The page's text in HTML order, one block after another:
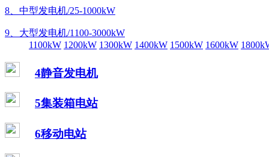
8、中型发电机/25-1000kW
9、大型发电机/1100-3000kW
1100kW 1200kW 1300kW 1400kW 1500kW 1600kW
4静音发电机
5集装箱电站
6移动电站